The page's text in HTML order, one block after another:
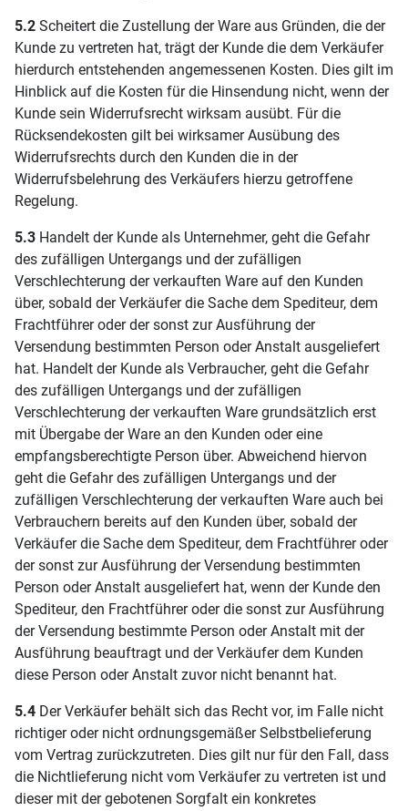
5.2 Scheitert die Zustellung der Ware aus Gründen, die der
Kunde zu vertreten hat, trägt der Kunde die dem Verkäufer
hierdurch entstehenden angemessenen Kosten. Dies gilt im
Hinblick auf die Kosten für die Hinsendung nicht, wenn der
Kunde sein Widerrufsrecht wirksam ausübt. Für die
Rücksendekosten gilt bei wirksamer Ausübung des
Widerrufsrechts durch den Kunden die in der
Widerrufsbelehrung des Verkäufers hierzu getroffene
Regelung.
5.3 Handelt der Kunde als Unternehmer, geht die Gefahr
des zufälligen Untergangs und der zufälligen
Verschlechterung der verkauften Ware auf den Kunden
über, sobald der Verkäufer die Sache dem Spediteur, dem
Frachtführer oder der sonst zur Ausführung der
Versendung bestimmten Person oder Anstalt ausgeliefert
hat. Handelt der Kunde als Verbraucher, geht die Gefahr
des zufälligen Untergangs und der zufälligen
Verschlechterung der verkauften Ware grundsätzlich erst
mit Übergabe der Ware an den Kunden oder eine
empfangsberechtigte Person über. Abweichend hiervon
geht die Gefahr des zufälligen Untergangs und der
zufälligen Verschlechterung der verkauften Ware auch bei
Verbrauchern bereits auf den Kunden über, sobald der
Verkäufer die Sache dem Spediteur, dem Frachtführer oder
der sonst zur Ausführung der Versendung bestimmten
Person oder Anstalt ausgeliefert hat, wenn der Kunde den
Spediteur, den Frachtführer oder die sonst zur Ausführung
der Versendung bestimmte Person oder Anstalt mit der
Ausführung beauftragt und der Verkäufer dem Kunden
diese Person oder Anstalt zuvor nicht benannt hat.
5.4 Der Verkäufer behält sich das Recht vor, im Falle nicht
richtiger oder nicht ordnungsgemäßer Selbstbelieferung
vom Vertrag zurückzutreten. Dies gilt nur für den Fall, dass
die Nichtlieferung nicht vom Verkäufer zu vertreten ist und
dieser mit der gebotenen Sorgfalt ein konkretes